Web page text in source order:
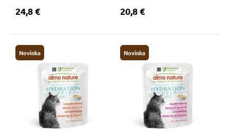
24,8 € 20,8 €
Novinka Novinka